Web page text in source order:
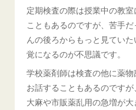
定期検査の際は授業中の教
こともあるのですが、苦手
んの後ろからもっと見てい
覚になるのが不思議です。
学校薬剤師は検査の他に薬
お話することもあるのです
大麻や市販薬乱用の急増が大